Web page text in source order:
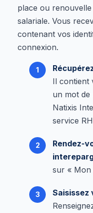
place ou
salariale. Vous
contenant vos
connexion.
Il contient
un mot de
Natixis
service
Rendez-
sur « Mon